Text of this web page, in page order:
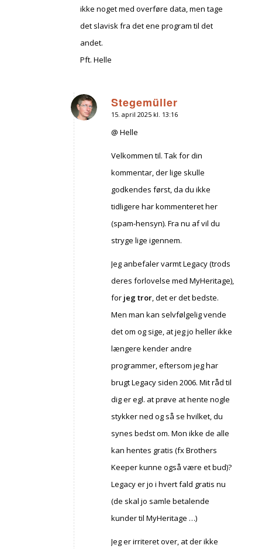
ikke noget med overføre data, men tage
det slavisk fra det ene program til det
andet.
Pft. Helle
Stegemüller
siger:
15. april 2025 kl. 13:16
@ Helle
Velkommen til. Tak for din
kommentar, der lige skulle
godkendes først, da du ikke
tidligere har kommenteret her
(spam-hensyn). Fra nu af vil du
stryge lige igennem.
Jeg anbefaler varmt Legacy (trods
deres forlovelse med MyHeritage),
for jeg tror, det er det bedste.
Men man kan selvfølgelig vende
det om og sige, at jeg jo heller ikke
længere kender andre
programmer, eftersom jeg har
brugt Legacy siden 2006. Mit råd til
dig er egl. at prøve at hente nogle
stykker ned og så se hvilket, du
synes bedst om. Mon ikke de alle
kan hentes gratis (fx Brothers
Keeper kunne også være et bud)?
Legacy er jo i hvert fald gratis nu
(de skal jo samle betalende
kunder til MyHeritage …)
Jeg er irriteret over, at der ikke